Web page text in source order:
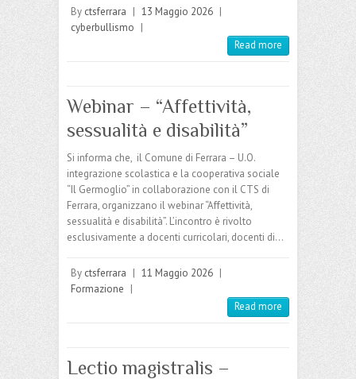
By ctsferrara | 13 Maggio 2026 |
cyberbullismo |
Read more
Webinar – “Affettività,
sessualità e disabilità”
Si informa che, il Comune di Ferrara – U.O.
integrazione scolastica e la cooperativa sociale
“Il Germoglio” in collaborazione con il CTS di
Ferrara, organizzano il webinar “Affettività,
sessualità e disabilità”. L’incontro è rivolto
esclusivamente a docenti curricolari, docenti di…
By ctsferrara | 11 Maggio 2026 |
Formazione |
Read more
Lectio magistralis –